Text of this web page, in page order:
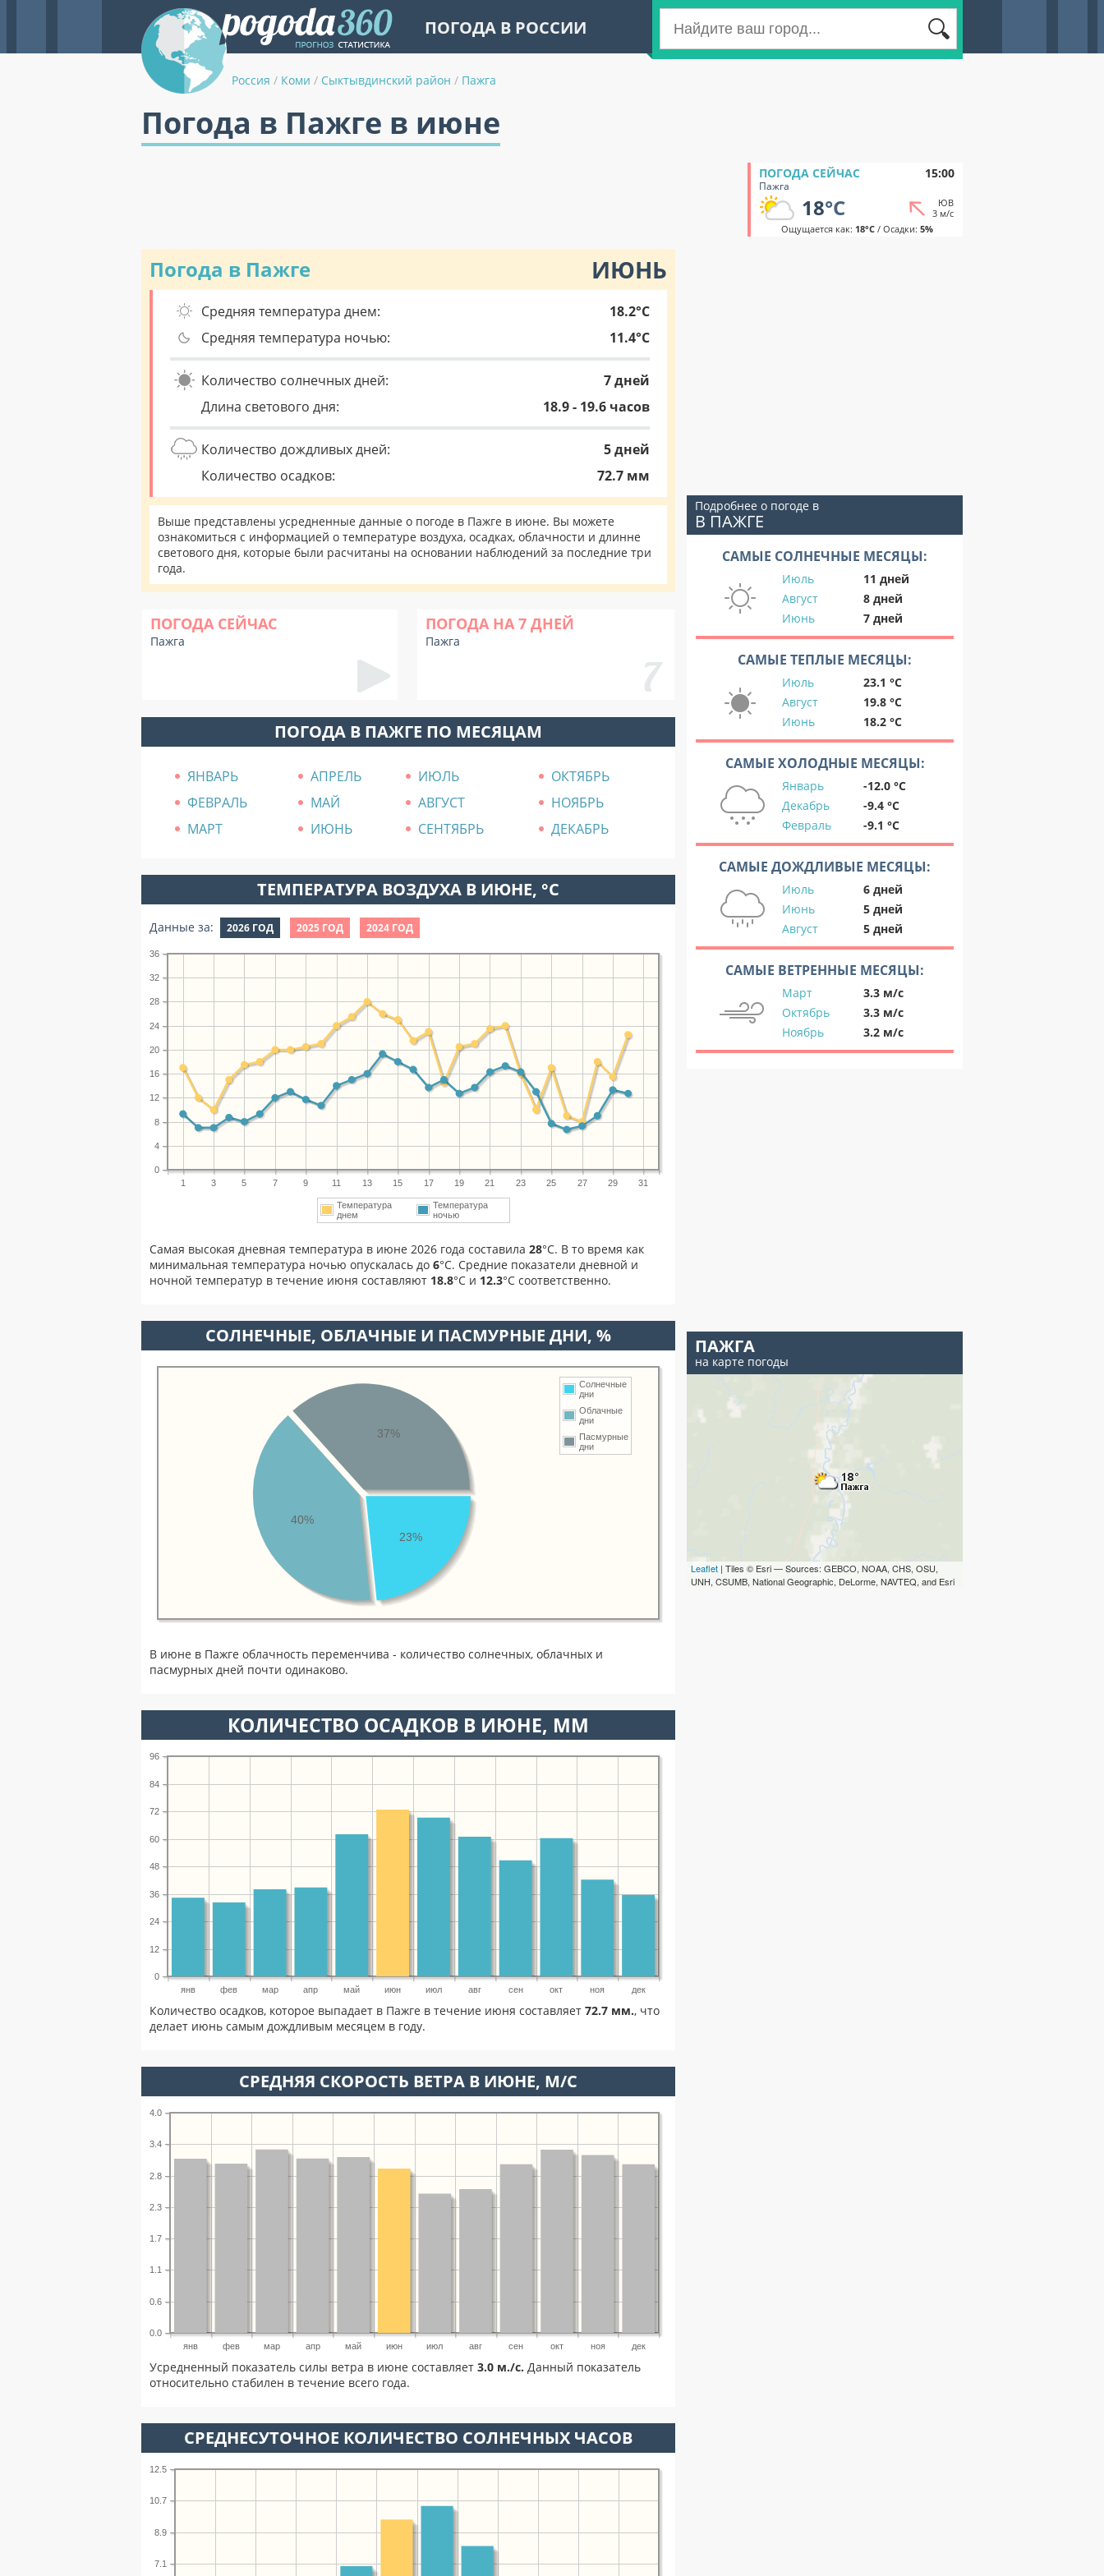
ПОГОДА В РОССИИ
Россия / Коми / Сыктывдинский район / Пажга
Погода в Пажге в июне
ПОГОДА СЕЙЧАС 15:00
Пажга
18°C
ЮВ
3 м/с
Ощущается как: 18°C/ Осадки: 5%
Погода в Пажге ИЮНЬ
Средняя температура днем:
18.2°C
Средняя температура ночью:
11.4°C
Количество солнечных дней:
7 дней
Длина светового дня:
18.9 - 19.6 часов
Количество дождливых дней:
5 дней
Количество осадков:
72.7 мм
Выше представлены усредненные данные о погоде в Пажге в июне. Вы можете
ознакомиться с информацией о температуре воздуха, осадках, облачности и длинне
светового дня, которые были расчитаны на основании наблюдений за последние три
года.
ПОГОДА СЕЙЧАС
Пажга
ПОГОДА НА 7 ДНЕЙ
Пажга
ПОГОДА В ПАЖГЕ ПО МЕСЯЦАМ
ЯНВАРЬ АПРЕЛЬ ИЮЛЬ
ОКТЯБРЬ
ФЕВРАЛЬ
МАЙ АВГУСТ
НОЯБРЬ
МАРТ
ИЮНЬ СЕНТЯБРЬ ДЕКАБРЬ
ТЕМПЕРАТУРА ВОЗДУХА В ИЮНЕ, °C
Данные за: 2026 ГОД 2025 ГОД 2024 ГОД
1 3 5 7 9 11 13 15 17 19 21 23 25 27 29 31
0
4
8
12
16
20
24
28
32
36
Температура
днем
Температура
ночью
Самая высокая дневная температура в июне 2026 года составила 28°С. В то время как
минимальная температура ночью опускалась до 6°C. Средние показатели дневной и
ночной температур в течение июня составляют 18.8°С и 12.3°С соответственно.
CОЛНЕЧНЫЕ, ОБЛАЧНЫЕ И ПАСМУРНЫЕ ДНИ, %
Солнечные
дни
Облачные
дни
Пасмурные
дни
23%
40%
37%
В июне в Пажге облачность переменчива - количество солнечных, облачных и
пасмурных дней почти одинаково.
КОЛИЧЕСТВО ОСАДКОВ В ИЮНЕ, ММ
янв фев мар апр май июн июл авг сен окт ноя дек
0
12
24
36
48
60
72
84
96
Количество осадков, которое выпадает в Пажге в течение июня составляет 72.7 мм., что
делает июнь самым дождливым месяцем в году.
СРЕДНЯЯ СКОРОСТЬ ВЕТРА В ИЮНЕ, М/С
янв фев мар апр май июн июл авг сен окт ноя дек
0.0
0.6
1.1
1.7
2.3
2.8
3.4
4.0
Усредненный показатель силы ветра в июне составляет 3.0 м./с. Данный показатель
относительно стабилен в течение всего года.
СРЕДНЕСУТОЧНОЕ КОЛИЧЕСТВО СОЛНЕЧНЫХ ЧАСОВ
7.1
8.9
10.7
12.5
Подробнее о погоде в
В ПАЖГЕ
САМЫЕ СОЛНЕЧНЫЕ МЕСЯЦЫ:
Июль
11 дней
Август
8 дней
Июнь
7 дней
САМЫЕ ТЕПЛЫЕ МЕСЯЦЫ:
Июль
23.1 °C
Август
19.8 °C
Июнь
18.2 °C
САМЫЕ ХОЛОДНЫЕ МЕСЯЦЫ:
Январь
-12.0 °C
Декабрь
-9.4 °C
Февраль
-9.1 °C
САМЫЕ ДОЖДЛИВЫЕ МЕСЯЦЫ:
Июль
6 дней
Июнь
5 дней
Август
5 дней
САМЫЕ ВЕТРЕННЫЕ МЕСЯЦЫ:
Март
3.3 м/с
Октябрь
3.3 м/с
Ноябрь
3.2 м/с
ПАЖГА
на карте погоды
Leaflet | Tiles © Esri — Sources: GEBCO, NOAA, CHS, OSU,
UNH, CSUMB, National Geographic, DeLorme, NAVTEQ, and Esri